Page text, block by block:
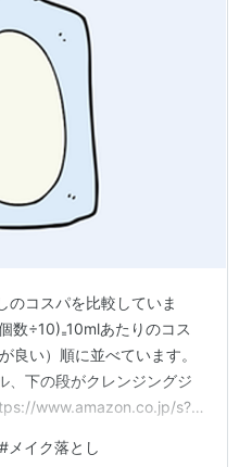
のコスパを比較していま
数÷10)₌10mlあたりのコス
良い）順に並べています。
、下の段がクレンジングジ
www.amazon.co.jp/s?
# メイク落とし